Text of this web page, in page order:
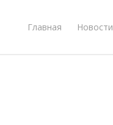
Главная Новости